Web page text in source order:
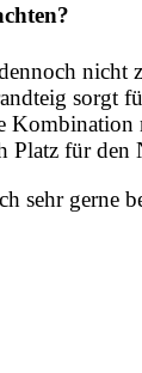
sorgt
Platz für den
sehr gerne